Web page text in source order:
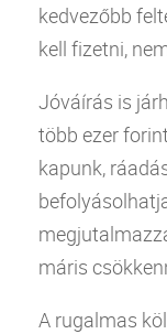
kedvezőbb
kell fizetni,
Jóváírás is
több ezer
kapunk,
máris
A rugalmas